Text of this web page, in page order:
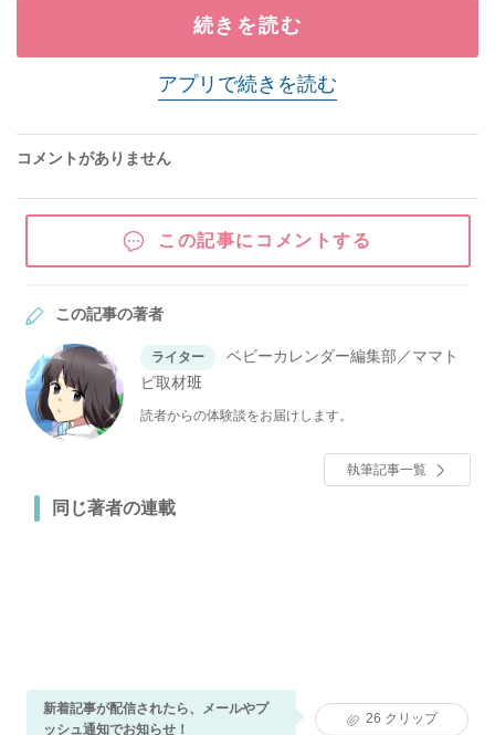
続きを読む
アプリで続きを読む
コメントがありません
この記事にコメントする
この記事の著者
ライター
ベビーカレンダー編集部／ママト
ピ取材班
読者からの体験談をお届けします。
執筆記事一覧
同じ著者の連載
新着記事が配信されたら、メールやプ
ッシュ通知でお知らせ！
26 クリップ